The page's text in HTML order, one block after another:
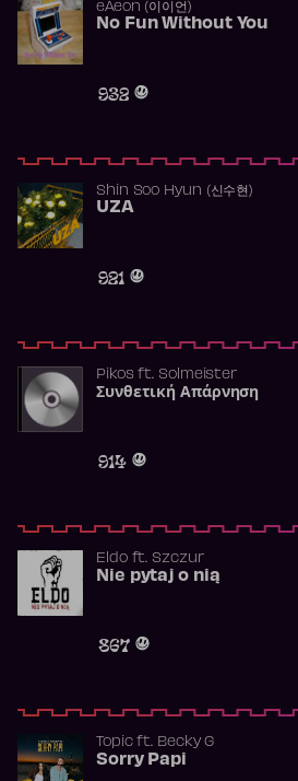
​eAeon (이이언)
No Fun Without You
932
Shin Soo Hyun (신수현)
UZA
921
Pikosft. Solmeister
Συνθετική Απάρνηση
914
Eldoft. Szczur
Nie pytaj o nią
867
Topicft. Becky G
Sorry Papi